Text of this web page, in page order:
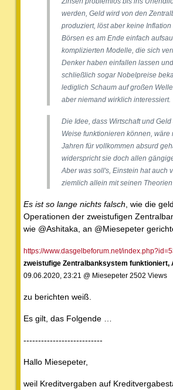
werden, Geld wird von den
produziert, löst aber keine
Börsen es am Ende einfach
komplizierten Modelle, die sich
Denker haben einfallen lassen
schließlich sogar Nobelpreise
lediglich Schaum auf großen
aber niemand wirklich interessiert.
Die Idee, dass Wirtschaft und
Weise funktionieren können, wäre
Jahren für vollkommen absurd
widerspricht sie doch allen
Aber was soll's, Einstein hat auch
ziemlich allein mit seinen Theorien
Es ist so lange nichts falsch , wie die
Operationen der zweistufigen
wie @Ashitaka, an @Miesepeter
https://www.dasgelbeforum.net/
zweistufige Zentralbanksystem funktioniert,
09.06.2020, 23:21 @ Miesepeter 2502 Views
zu berichten weiß.
Es gilt, das Folgende …
---------------------------
Hallo Miesepeter,
weil Kreditvergaben auf